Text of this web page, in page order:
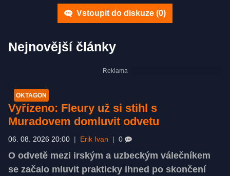
Vstoupit do diskuze (0)
Nejnovější články
OKTAGON
Vyřízeno: Fleury už si stihl s
Muradovem domluvit odvetu
06. 08. 2026 20:00 Erik Ivan 0
O odvetě mezi irským a uzbeckým válečníkem
se začalo mluvit prakticky ihned po skončení